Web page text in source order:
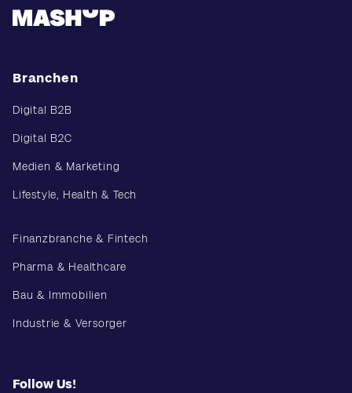
Branchen
Digital B2B
Digital B2C
Medien & Marketing
Lifestyle, Health & Tech
Finanzbranche & Fintech
Pharma & Healthcare
Bau & Immobilien
Industrie & Versorger
Follow Us!